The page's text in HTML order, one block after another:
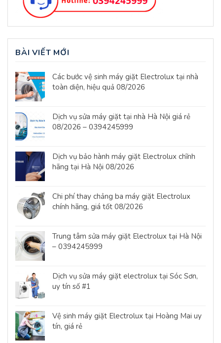
BÀI VIẾT MỚI
Các bước vệ sinh máy giặt Electrolux tại nhà
toàn diện, hiệu quả 08/2026
Dịch vụ sửa máy giặt tại nhà Hà Nội giá rẻ
08/2026 – 0394245999
Dịch vụ bảo hành máy giặt Electrolux chĩnh
hãng tại Hà Nội 08/2026
Chi phí thay chảng ba máy giặt Electrolux
chính hãng, giá tốt 08/2026
Trung tâm sửa máy giặt Electrolux tại Hà Nội
– 0394245999
Dịch vụ sửa máy giặt electrolux tại Sóc Sơn,
uy tín số #1
Vệ sinh máy giặt Electrolux tại Hoàng Mai uy
tín, giá rẻ